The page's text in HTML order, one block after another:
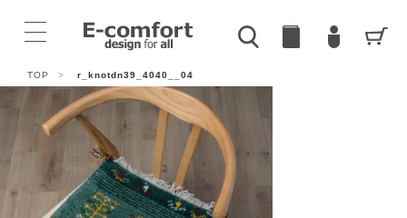
TOP > r_knotdn39_4040__04